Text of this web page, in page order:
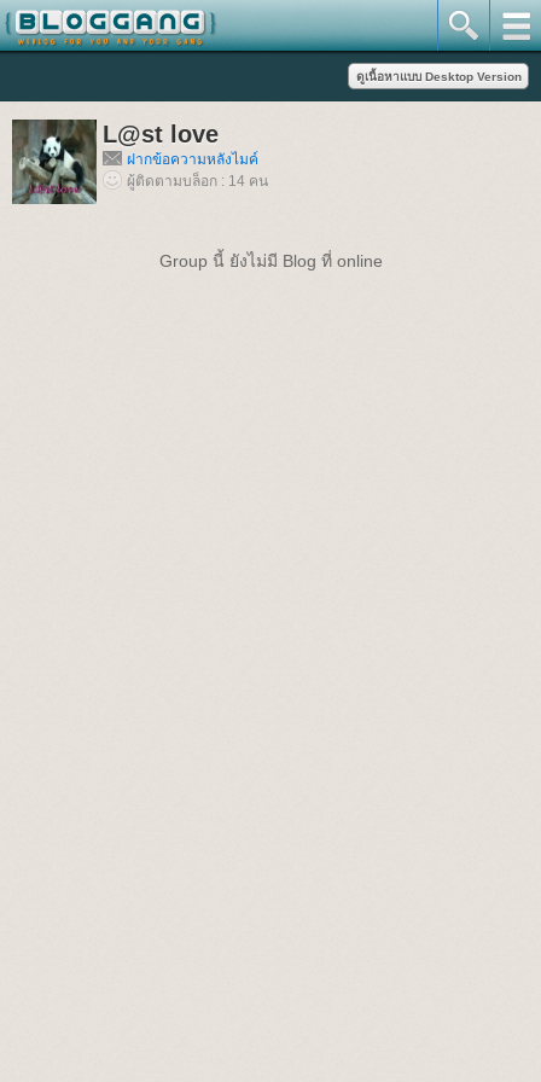
L@st love
ฝากข้อความหลังไมค์
ผู้ติดตามบล็อก : 14 คน
Group นี้ ยังไม่มี Blog ที่ online